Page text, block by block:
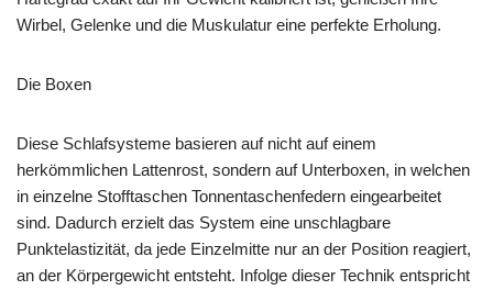
Wirbel, Gelenke und die Muskulatur eine perfekte Erholung.
Die Boxen
Diese Schlafsysteme basieren auf nicht auf einem
herkömmlichen Lattenrost, sondern auf Unterboxen, in welchen
in einzelne Stofftaschen Tonnentaschenfedern eingearbeitet
sind. Dadurch erzielt das System eine unschlagbare
Punktelastizität, da jede Einzelmitte nur an der Position reagiert,
an der Körpergewicht entsteht. Infolge dieser Technik entspricht